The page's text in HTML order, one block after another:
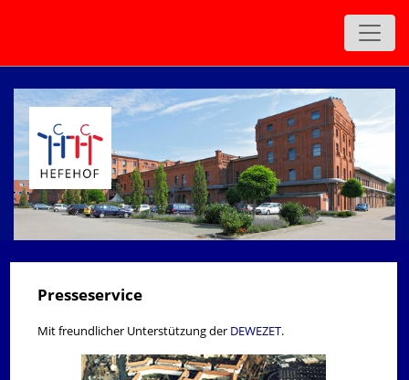
zurück
Presseservice
Mit freundlicher Unterstützung der DEWEZET.